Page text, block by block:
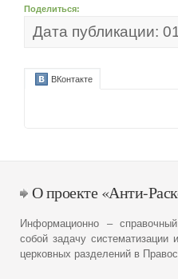
Поделиться:
Дата публикации:
ВКонтакте
О проекте «Анти-
Информационно –
собой задачу
церковных разделений в